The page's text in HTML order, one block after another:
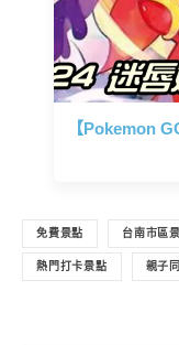
【Pokemon
免費景點 台南市區
熱門打卡景點 親子